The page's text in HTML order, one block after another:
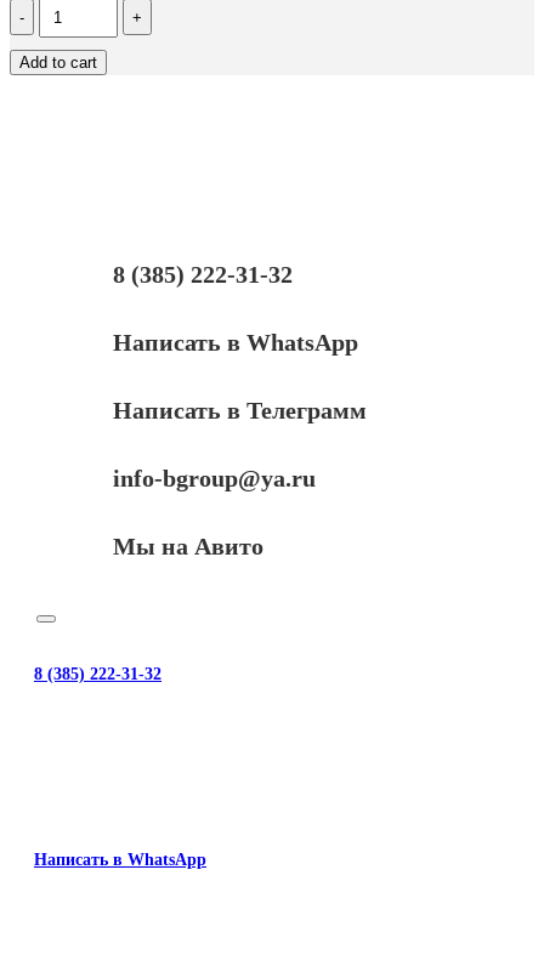
Количество
Ролики
захвата
и
M552/
Add to cart
8 (385) 222-31-32
Написать в WhatsApp
Написать в Телеграмм
info-bgroup@ya.ru
Мы на Авито
8 (385) 222-31-32
Написать в WhatsApp